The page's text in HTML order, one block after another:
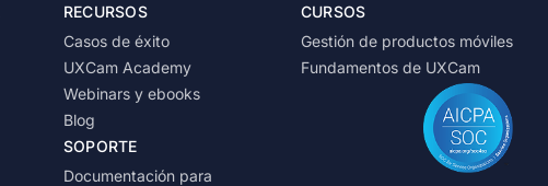
RECURSOS
Casos de éxito
UXCam Academy
Webinars y ebooks
Blog
SOPORTE
Documentación para
CURSOS
Gestión de productos móviles
Fundamentos de UXCam